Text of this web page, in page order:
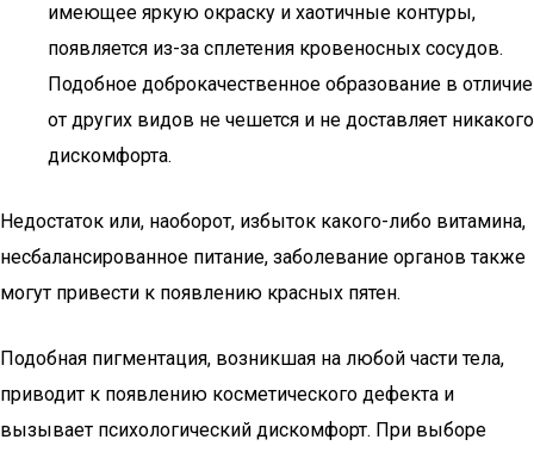
имеющее яркую окраску и хаотичные контуры,
появляется из-за сплетения кровеносных сосудов.
Подобное доброкачественное образование в отличие
от других видов не чешется и не доставляет никакого
дискомфорта.
Недостаток или, наоборот, избыток какого-либо витамина,
несбалансированное питание, заболевание органов также
могут привести к появлению красных пятен.
Подобная пигментация, возникшая на любой части тела,
приводит к появлению косметического дефекта и
вызывает психологический дискомфорт. При выборе